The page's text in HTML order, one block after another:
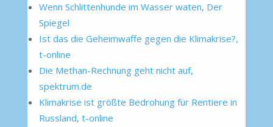
Wenn Schlittenhunde im Wasser waten, Der
Spiegel
Ist das die Geheimwaffe gegen die Klimakrise?,
t-online
Die Methan-Rechnung geht nicht auf,
spektrum.de
Klimakrise ist größte Bedrohung für Rentiere in
Russland, t-online